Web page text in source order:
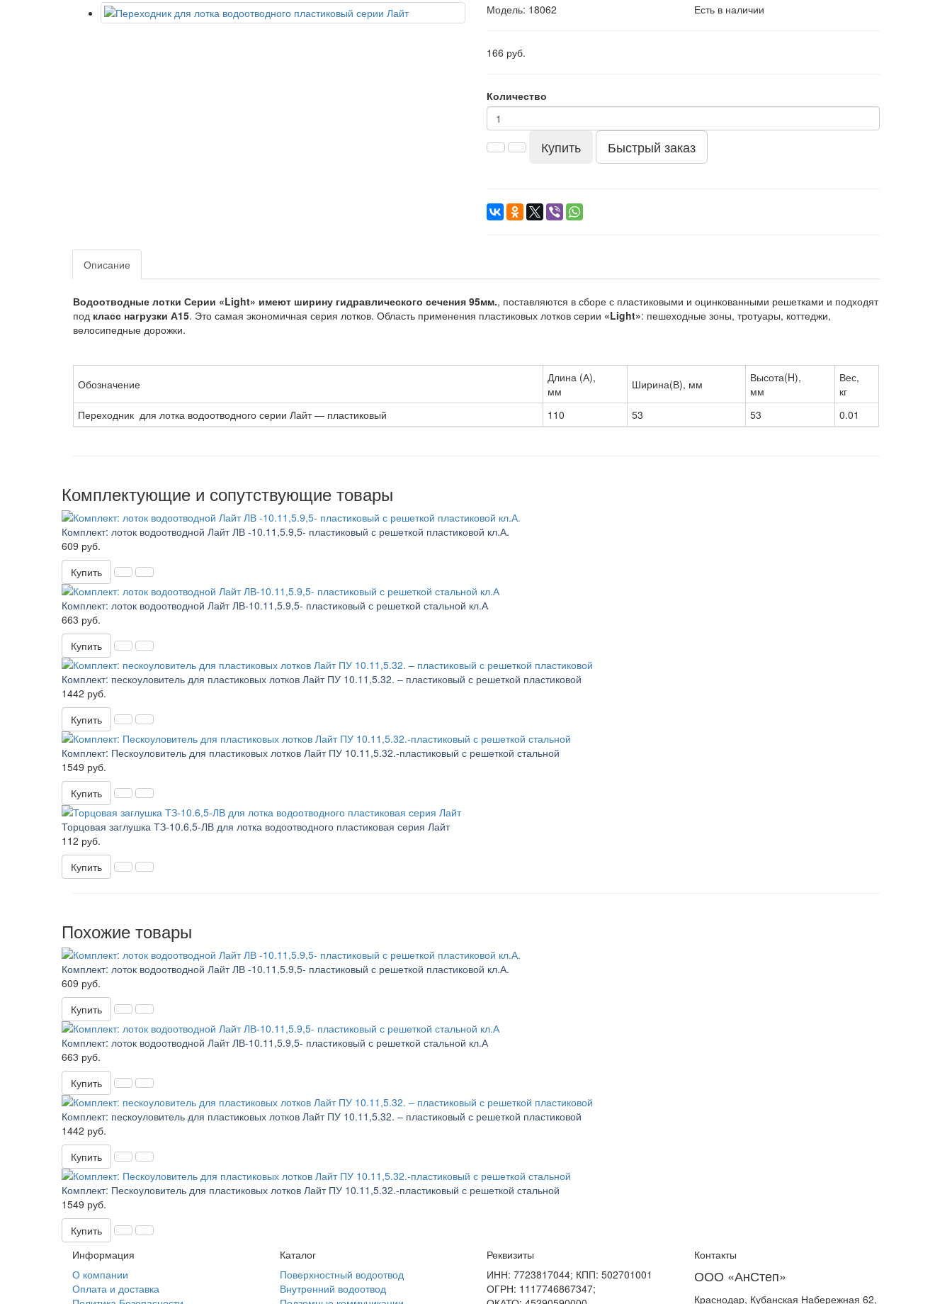
Модель: 18062 Есть в наличии
166 руб.
Количество
Купить Быстрый заказ
Описание
Водоотводные лотки Серии «Light» имеют ширину гидравлического сечения 95мм., поставляются в сборе с пластиковыми и оцинкованными решетками и подходят
под класс нагрузки А15. Это самая экономичная серия лотков. Область применения пластиковых лотков серии «Light»: пешеходные зоны, тротуары, коттеджи,
велосипедные дорожки.
Обозначение
Длина (А),
мм
Ширина(В), мм
Высота(H),
мм
Вес,
кг
Переходник для лотка водоотводного серии Лайт — пластиковый
110 53 53 0.01
Комплектующие и сопутствующие товары
Комплект: лоток водоотводной Лайт ЛВ -10.11,5.9,5- пластиковый с решеткой пластиковой кл.А.
609 руб.
Купить
Комплект: лоток водоотводной Лайт ЛВ-10.11,5.9,5- пластиковый с решеткой стальной кл.А
663 руб.
Купить
Комплект: пескоуловитель для пластиковых лотков Лайт ПУ 10.11,5.32. – пластиковый с решеткой пластиковой
1442 руб.
Купить
Комплект: Пескоуловитель для пластиковых лотков Лайт ПУ 10.11,5.32.-пластиковый с решеткой стальной
1549 руб.
Купить
Торцовая заглушка ТЗ-10.6,5-ЛВ для лотка водоотводного пластиковая серия Лайт
112 руб.
Купить
Похожие товары
Комплект: лоток водоотводной Лайт ЛВ -10.11,5.9,5- пластиковый с решеткой пластиковой кл.А.
609 руб.
Купить
Комплект: лоток водоотводной Лайт ЛВ-10.11,5.9,5- пластиковый с решеткой стальной кл.А
663 руб.
Купить
Комплект: пескоуловитель для пластиковых лотков Лайт ПУ 10.11,5.32. – пластиковый с решеткой пластиковой
1442 руб.
Купить
Комплект: Пескоуловитель для пластиковых лотков Лайт ПУ 10.11,5.32.-пластиковый с решеткой стальной
1549 руб.
Купить
Информация
О компании
Оплата и доставка
Каталог
Поверхностный водоотвод
Внутренний водоотвод
Реквизиты
ИНН: 7723817044; КПП: 502701001
ОГРН: 1117746867347;
Контакты
ООО «АнСтеп»
Краснодар, Кубанская Набережная 62,